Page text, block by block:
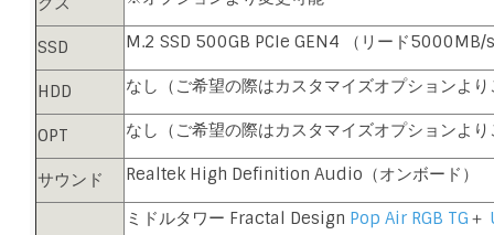
SSD M.2 SSD 500GB PCIe GEN4 （リード5000MB/
HDD なし（ご希望の際はカスタマイズオプションよ
OPT なし（ご希望の際はカスタマイズオプションよ
サウンド Realtek High Definition Audio（オンボード）
ミドルタワー Fractal Design Pop Air RGB TG ＋